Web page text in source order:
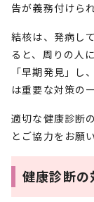
告が義務付けら
結核は、発病し
ると、周りの人
「早期発見」
は重要な対策の
適切な健康診断
とご協力をお願
健康診断の